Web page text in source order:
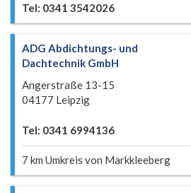
Tel: 0341 3542026
ADG Abdichtungs- und
Dachtechnik GmbH
Angerstraße 13-15
04177 Leipzig
Tel: 0341 6994136
7 km Umkreis von Markkleeberg